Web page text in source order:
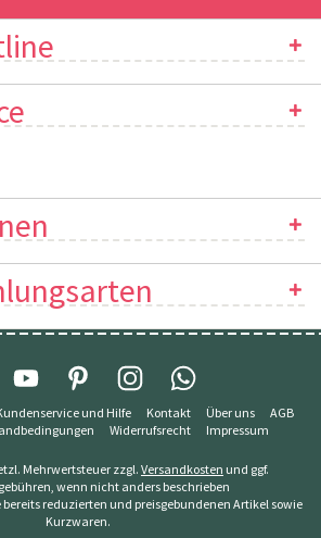
und Hilfe Kontakt Über uns
AGB
Widerrufsrecht Impressum
Mehrwertsteuer zzgl. Versandkosten und ggf.
wenn nicht anders beschrieben
reduzierten und preisgebundenen Artikel sowie
Kurzwaren.